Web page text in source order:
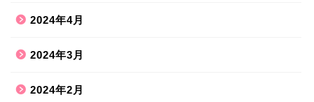
2024年4月
2024年3月
2024年2月